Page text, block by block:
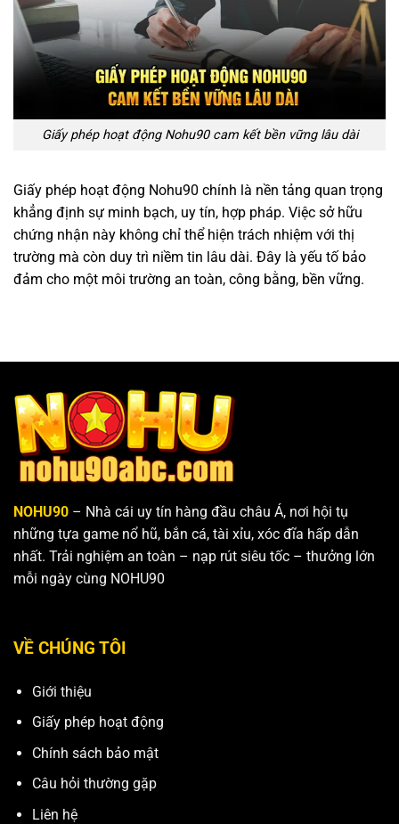
Giấy phép hoạt động Nohu90 cam kết bền vững lâu dài
Giấy phép hoạt động Nohu90 chính là nền tảng quan trọng
khẳng định sự minh bạch, uy tín, hợp pháp. Việc sở hữu
chứng nhận này không chỉ thể hiện trách nhiệm với thị
trường mà còn duy trì niềm tin lâu dài. Đây là yếu tố bảo
đảm cho một môi trường an toàn, công bằng, bền vững.
NOHU90 – Nhà cái uy tín hàng đầu châu Á, nơi hội tụ
những tựa game nổ hũ, bắn cá, tài xỉu, xóc đĩa hấp dẫn
nhất. Trải nghiệm an toàn – nạp rút siêu tốc – thưởng lớn
mỗi ngày cùng NOHU90
VỀ CHÚNG TÔI
Giới thiệu
Giấy phép hoạt động
Chính sách bảo mật
Câu hỏi thường gặp
Liên hệ